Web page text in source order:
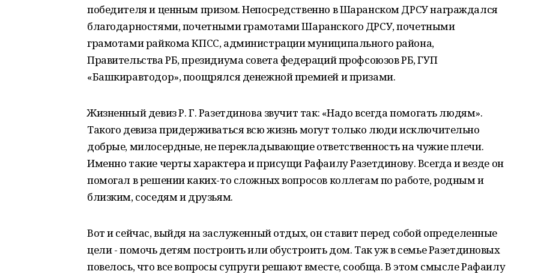
победителя и ценным призом. Непосредственно в Шаранском ДРСУ награждался
благодарностями, почетными грамотами Шаранского ДРСУ, почетными
грамотами райкома КПСС, администрации муниципального района,
Правительства РБ, президиума совета федераций профсоюзов РБ, ГУП
«Башкиравтодор», поощрялся денежной премией и призами.
Жизненный девиз Р. Г. Разетдинова звучит так: «Надо всегда помогать людям».
Такого девиза придерживаться всю жизнь могут только люди исключительно
добрые, милосердные, не перекладывающие ответственность на чужие плечи.
Именно такие черты характера и присущи Рафаилу Разетдинову. Всегда и везде он
помогал в решении каких-то сложных вопросов коллегам по работе, родным и
близким, соседям и друзьям.
Вот и сейчас, выйдя на заслуженный отдых, он ставит перед собой определенные
цели - помочь детям построить или обустроить дом. Так уж в семье Разетдиновых
повелось, что все вопросы супруги решают вместе, сообща. В этом смысле Рафаилу